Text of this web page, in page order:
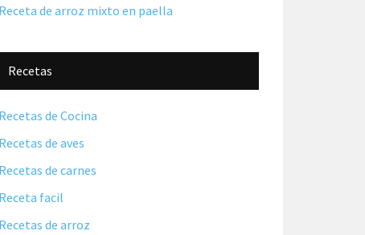
Receta de arroz mixto en paella
Recetas
Recetas de Cocina
Recetas de aves
Recetas de carnes
Receta facil
Recetas de arroz